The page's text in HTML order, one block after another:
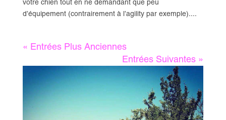
votre chien tout en ne demandant que peu
d’équipement (contrairement à l’agility par exemple)....
« Entrées Plus Anciennes
Entrées Suivantes »